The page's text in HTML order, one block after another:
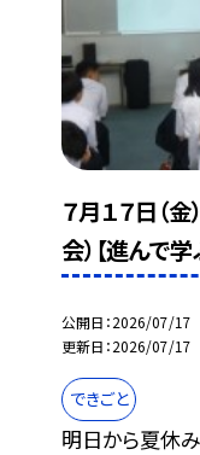
７月１７日（
会）【進んで学
公開日 2026/07/17
更新日 2026/07/17
できごと
明日から夏休